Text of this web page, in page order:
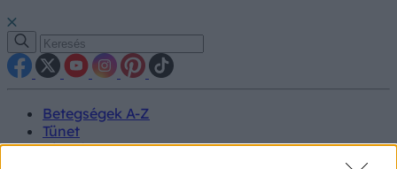
Betegségek A-Z
Tünet
Vizsgálat